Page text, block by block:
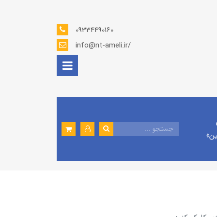
09334490160
info@nt-ameli.ir/